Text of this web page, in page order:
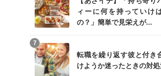
ィーに何を持っていけ
の？」簡単で見栄えが...
転職を繰り返す彼と付き
けようか迷ったときの対
7